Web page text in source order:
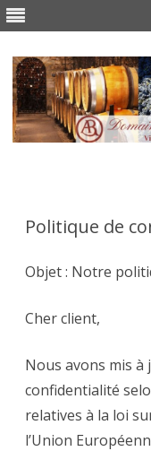
Politique de
Objet : Notre
Cher client,
Nous avons mis
confidentialité
relatives à la loi
l’Union